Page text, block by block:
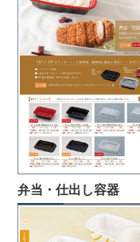
弁当・仕出し容器